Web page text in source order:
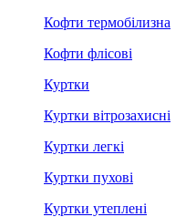
Кофти термобілизна
Кофти флісові
Куртки
Куртки вітрозахисні
Куртки легкі
Куртки пухові
Куртки утеплені